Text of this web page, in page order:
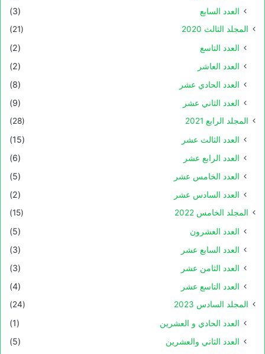
العدد السابع
(3)
المجلد الثالث 2020 (21)
العدد التاسع
(2)
العدد العاشر
(2)
العدد الحادي عشر
(8)
العدد الثاني عشر
(9)
المجلد الرابع 2021 (28)
العدد الثالث عشر
(15)
العدد الرابع عشر
(6)
العدد الخامس عشر
(5)
العدد السادس عشر
(2)
المجلد الخامس 2022 (15)
العدد العشرون
(5)
العدد السابع عشر
(3)
العدد الثامن عشر
(3)
العدد التاسع عشر
(4)
المجلد السادس 2023 (24)
العدد الحادي و العشرين
(1)
العدد الثاني والعشرين
(5)